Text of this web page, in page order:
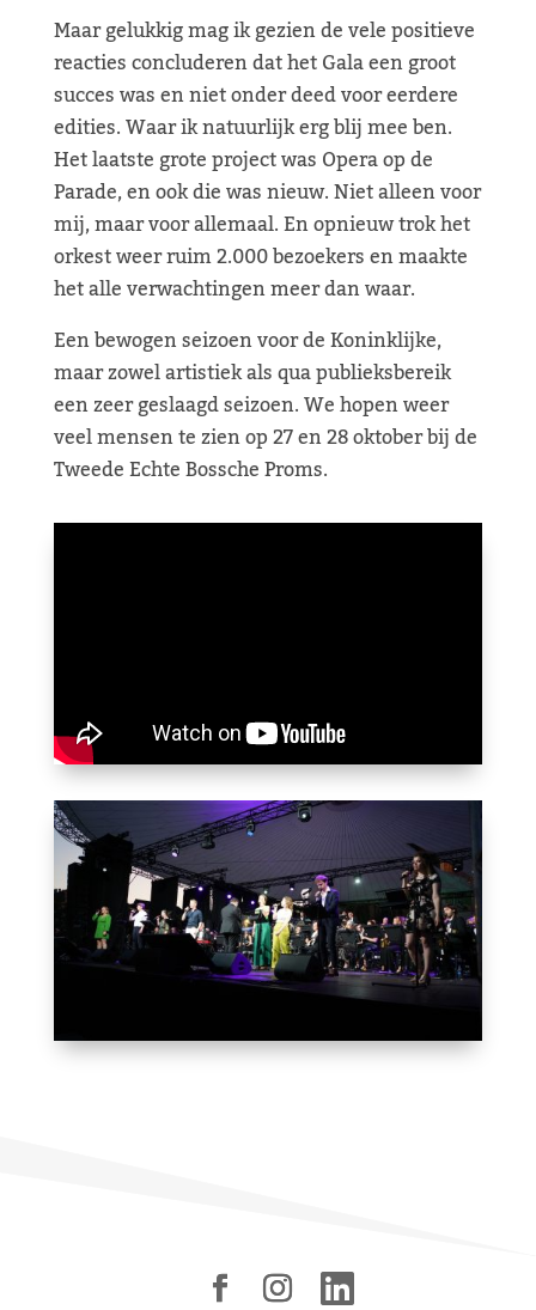
Maar gelukkig mag ik gezien de vele positieve
reacties concluderen dat het Gala een groot
succes was en niet onder deed voor eerdere
edities. Waar ik natuurlijk erg blij mee ben.
Het laatste grote project was Opera op de
Parade, en ook die was nieuw. Niet alleen voor
mij, maar voor allemaal. En opnieuw trok het
orkest weer ruim 2.000 bezoekers en maakte
het alle verwachtingen meer dan waar.
Een bewogen seizoen voor de Koninklijke,
maar zowel artistiek als qua publieksbereik
een zeer geslaagd seizoen. We hopen weer
veel mensen te zien op 27 en 28 oktober bij de
Tweede Echte Bossche Proms.